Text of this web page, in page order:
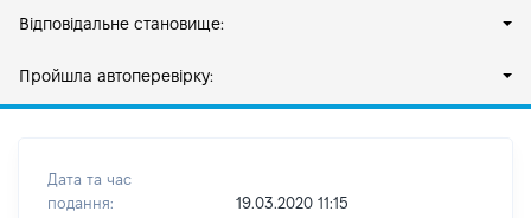
Відповідальне становище:
Пройшла автоперевірку:
Дата та час
подання:
19.03.2020 11:15